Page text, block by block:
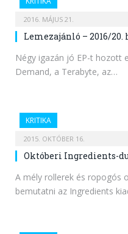
2016. MÁJUS 21.
Lemezajánló – 2016/20.
Négy igazán jó EP-t hozott
Demand, a Terabyte, az…
KRITIKA
2015. OKTÓBER 16.
Októberi Ingredients-
A mély rollerek és ropogós
bemutatni az Ingredients